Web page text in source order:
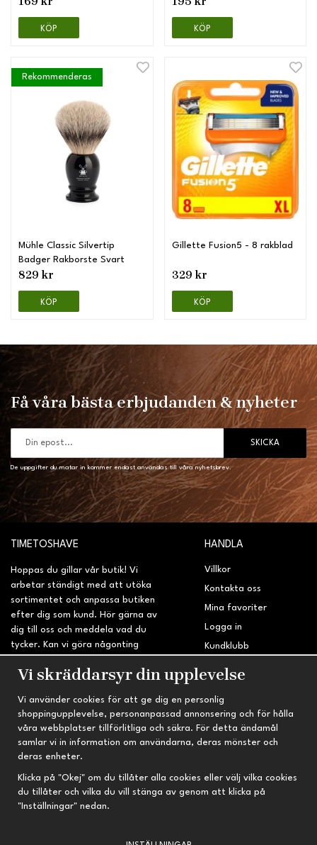
KÖP KÖP
Rekommenderas
Mühle Classic Silvertip
Badger Rakborste Svart
829 kr
KÖP
Gillette Fusion5 - 8 rakblad
329 kr
KÖP
Få våra bästa erbjudanden & nyheter
SKICKA
De uppgifter du matar in kommer endast användas till våra nyhetsbrev.
TIMETOSHAVE
Hoppas du gillar vår butik! Vi
arbetar ständigt med att utöka
sortimentet och anpassa butiken
efter dig som kund. Hör gärna av
dig till oss och meddela vad du
tycker. Kan vi göra någonting
sidan?
HANDLA
Villkor
Kontakta oss
Mina favoriter
Logga in
Kundklubb
INFORMATION
Om oss
Nyheter
Nyhetsbrev
Om cookies
Prenumeration
TRYGG HANDEL
Fri frakt vid köp över 695 kr
Kvalitetsprodukter till kanonpris
Vi skräddarsyr din upplevelse
Vi använder cookies för att ge dig en personlig
shoppingupplevelse, personanpassad annonsering och för hålla
våra webbplatser tillförlitliga och säkra. För detta ändamål
samlar vi in information om användarna, deras mönster och
deras enheter.
Klicka på "Okej" om du tillåter alla cookies eller välj vilka cookies
du tillåter och vilka du vill stänga av genom att klicka på
"Inställningar" nedan.